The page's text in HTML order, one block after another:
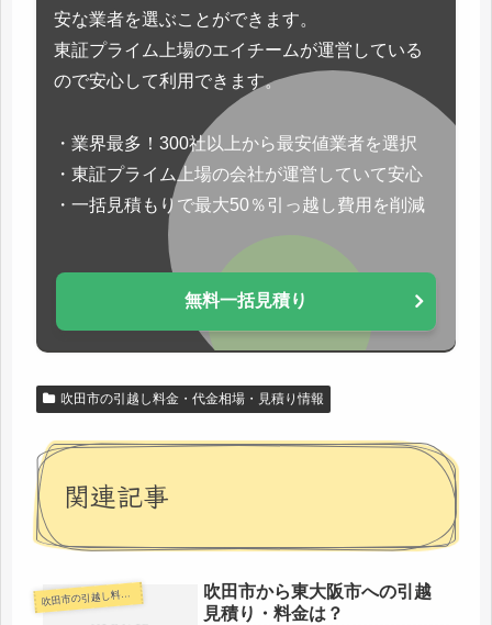
安な業者を選ぶことができます。
東証プライム上場のエイチームが運営している
ので安心して利用できます。
・業界最多！300社以上から最安値業者を選択
・東証プライム上場の会社が運営していて安心
・一括見積もりで最大50％引っ越し費用を削減
無料一括見積り
吹田市の引越し料金・代金相場・見積り情報
関連記事
吹田市の引越し料金・代金相場・見積り情報
吹田市から東大阪市への引越
見積り・料金は？